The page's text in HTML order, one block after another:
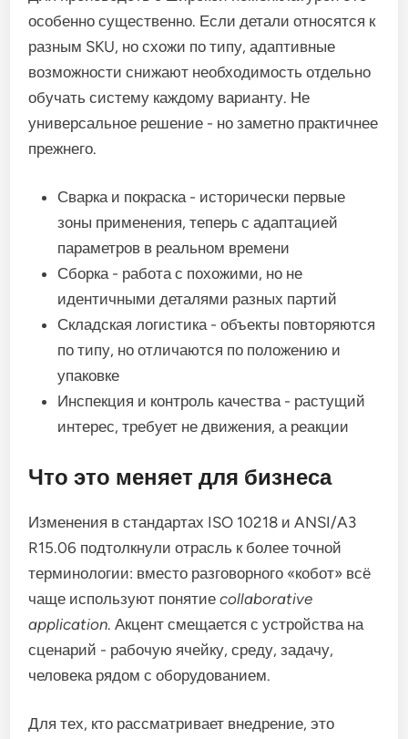
особенно существенно. Если детали относятся к
разным SKU, но схожи по типу, адаптивные
возможности снижают необходимость отдельно
обучать систему каждому варианту. Не
универсальное решение - но заметно практичнее
прежнего.
Сварка и покраска - исторически первые
зоны применения, теперь с адаптацией
параметров в реальном времени
Сборка - работа с похожими, но не
идентичными деталями разных партий
Складская логистика - объекты повторяются
по типу, но отличаются по положению и
упаковке
Инспекция и контроль качества - растущий
интерес, требует не движения, а реакции
Что это меняет для бизнеса
Изменения в стандартах ISO 10218 и ANSI/A3
R15.06 подтолкнули отрасль к более точной
терминологии: вместо разговорного «кобот» всё
чаще используют понятиеcollaborative
application. Акцент смещается с устройства на
сценарий - рабочую ячейку, среду, задачу,
человека рядом с оборудованием.
Для тех, кто рассматривает внедрение, это